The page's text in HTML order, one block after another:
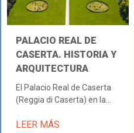
PALACIO REAL DE
CASERTA. HISTORIA Y
ARQUITECTURA
El Palacio Real de Caserta
(Reggia di Caserta) en la...
LEER MÁS